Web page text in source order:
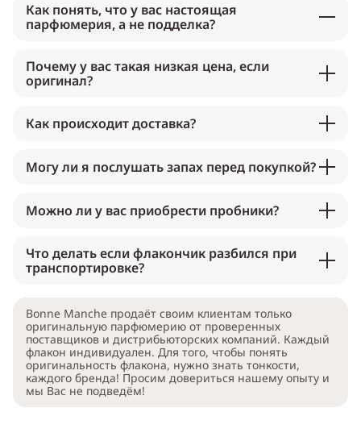
Как понять, что у вас настоящая
парфюмерия, а не подделка?
Почему у вас такая низкая цена, если
оригинал?
Как происходит доставка?
Могу ли я послушать запах перед покупкой?
Можно ли у вас приобрести пробники?
Что делать если флакончик разбился при
транспортировке?
Bonne Manche продаёт своим клиентам только
оригинальную парфюмерию от проверенных
поставщиков и дистрибьюторских компаний. Каждый
флакон индивидуален. Для того, чтобы понять
оригинальность флакона, нужно знать тонкости,
каждого бренда! Просим довериться нашему опыту и
мы Вас не подведём!